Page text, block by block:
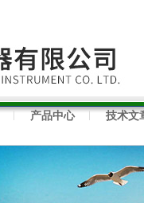
产品中心 技术文